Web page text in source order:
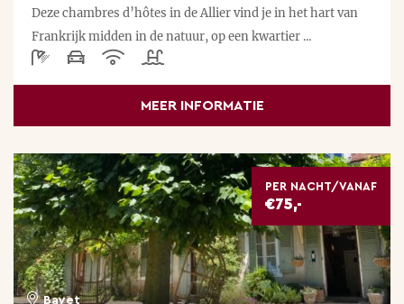
Deze chambres d’hôtes in de Allier vind je in het hart van
Frankrijk midden in de natuur, op een kwartier ...
MEER INFORMATIE
PER NACHT/VANAF
€75,-
Bayet